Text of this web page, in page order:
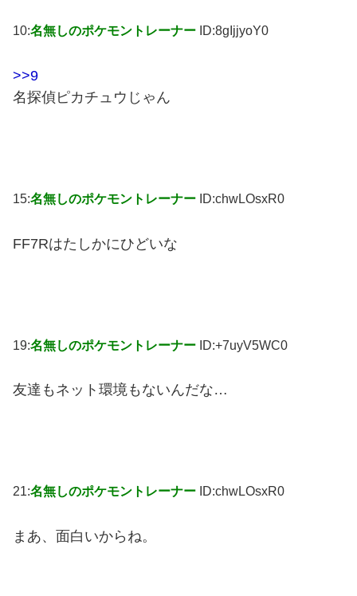
10:名無しのポケモントレーナー ID:8gIjjyoY0
>>9
名探偵ピカチュウじゃん
15:名無しのポケモントレーナー ID:chwLOsxR0
FF7Rはたしかにひどいな
19:名無しのポケモントレーナー ID:+7uyV5WC0
友達もネット環境もないんだな…
21:名無しのポケモントレーナー ID:chwLOsxR0
まあ、面白いからね。